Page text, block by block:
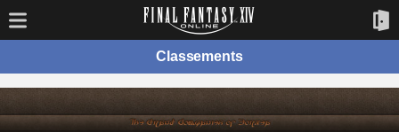
Classements